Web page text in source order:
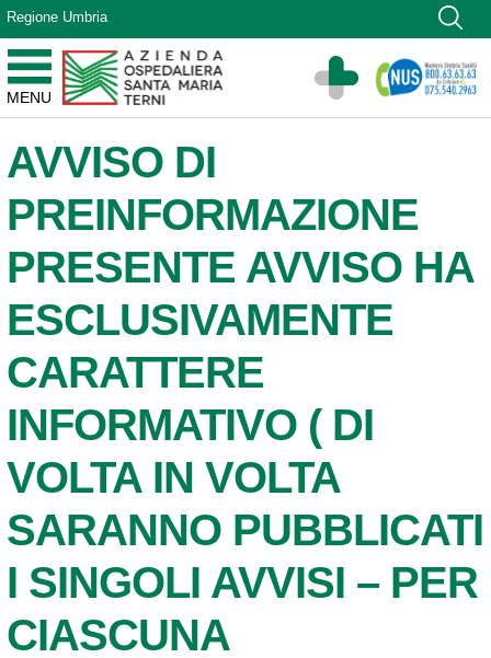
Vai ai contenuti
Vai al menu di navigazione
Vai al footer
Regione Umbria
MENU
Azienda Ospedaliera Santa Maria di Terni
Sito Istituzionale
AVVISO DI
PREINFORMAZIONE
PRESENTE AVVISO HA
ESCLUSIVAMENTE
CARATTERE
INFORMATIVO ( DI
VOLTA IN VOLTA
SARANNO PUBBLICATI
I SINGOLI AVVISI – PER
CIASCUNA